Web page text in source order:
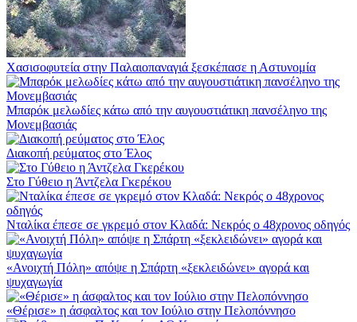
Χασισοφυτεία στην Παλαιοπαναγιά ξεσκέπασε η Αστυνομία
Μπαρόκ μελωδίες κάτω από την αυγουστιάτικη πανσέληνο της
Μονεμβασιάς
Διακοπή ρεύματος στο Έλος
Στο Γύθειο η Άντζελα Γκερέκου
Νταλίκα έπεσε σε γκρεμό στον Κλαδά: Νεκρός ο 48χρονος οδηγός
«Ανοιχτή Πόλη» απόψε η Σπάρτη «ξεκλειδώνει» αγορά και
ψυχαγωγία
«Θέρισε» η άσφαλτος και τον Ιούλιο στην Πελοπόννησο